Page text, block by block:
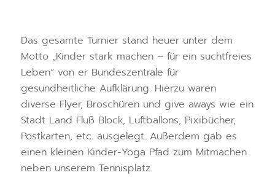
Das gesamte Turnier stand heuer unter dem
Motto „Kinder stark machen – für ein suchtfreies
Leben“ von er Bundeszentrale für
gesundheitliche Aufklärung. Hierzu waren
diverse Flyer, Broschüren und give aways wie ein
Stadt Land Fluß Block, Luftballons, Pixibücher,
Postkarten, etc. ausgelegt. Außerdem gab es
einen kleinen Kinder-Yoga Pfad zum Mitmachen
neben unserem Tennisplatz.